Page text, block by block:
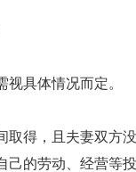
视具体情况而定。
取得，且夫妻双方
己的劳动、经营等